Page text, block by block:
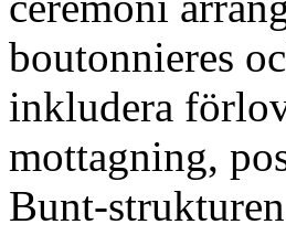
boutonnieres
inkludera
mottagning,
Bunt-